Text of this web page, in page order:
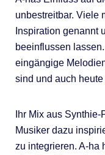
unbestreitbar. Viele
Inspiration genannt
beeinflussen
eingängige
sind und auch
Ihr Mix aus
Musiker dazu
zu integrieren. A-ha